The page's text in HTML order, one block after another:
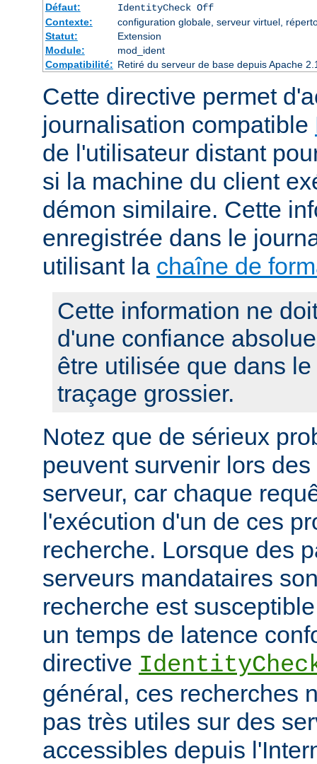
Défaut:
IdentityCheck Off
Contexte:
configuration globale, serveur virtuel,
Statut:
Extension
Module:
mod_ident
Compatibilité: Retiré du serveur de base depuis Apache
Cette directive permet
journalisation compatible
de l'utilisateur distant
si la machine du client
démon similaire. Cette
enregistrée dans le
utilisant la chaîne de
Cette information ne
d'une confiance
être utilisée que dans
traçage grossier.
Notez que de sérieux
peuvent survenir lors
serveur, car chaque
l'exécution d'un de ces
recherche. Lorsque des
serveurs mandataires
recherche est
un temps de latence
directive
général, ces recherches
pas très utiles sur des
accessibles depuis